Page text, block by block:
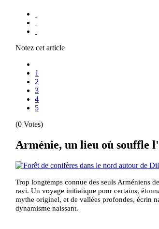
Notez cet article
1
2
3
4
5
(0 Votes)
Arménie, un lieu où souffle
Trop longtemps connue des seuls Arméniens
ravi. Un voyage initiatique pour certains,
mythe originel, et de vallées profondes, écrin
dynamisme naissant.